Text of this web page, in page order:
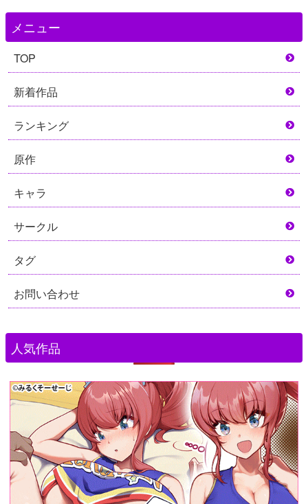
メニュー
TOP
新着作品
ランキング
原作
キャラ
サークル
タグ
お問い合わせ
人気作品